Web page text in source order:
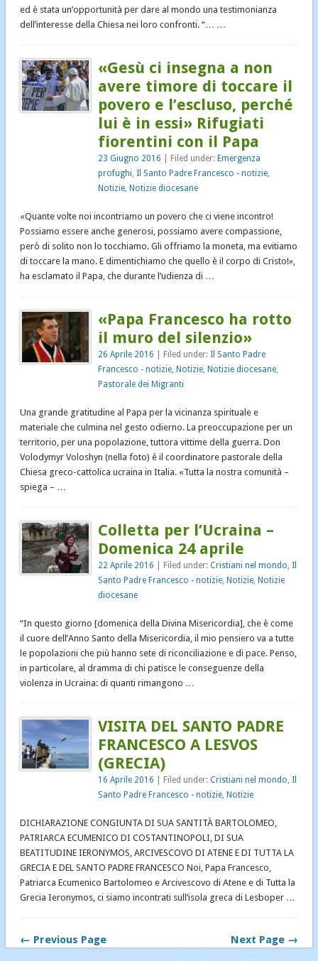
ed è stata un’opportunità per dare al mondo una testimonianza
dell’interesse della Chiesa nei loro confronti. “… …
«Gesù ci insegna a non
avere timore di toccare il
povero e l’escluso, perché
lui è in essi» Rifugiati
fiorentini con il Papa
23 Giugno 2016 | Filed under:Emergenza
profughi Il Santo Padre Francesco - notizie
Notizie ,Notizie diocesane
«Quante volte noi incontriamo un povero che ci viene incontro!
Possiamo essere anche generosi, possiamo avere compassione,
però di solito non lo tocchiamo. Gli offriamo la moneta, ma evitiamo
di toccare la mano. E dimentichiamo che quello è il corpo di Cristo!»,
ha esclamato il Papa, che durante l’udienza di …
«Papa Francesco ha rotto
il muro del silenzio»
26 Aprile 2016 | Filed under: Il Santo Padre
Francesco - notizie ,Notizie ,Notizie diocesane
Pastorale dei Migranti
Una grande gratitudine al Papa per la vicinanza spirituale e
materiale che culmina nel gesto odierno. La preoccupazione per un
territorio, per una popolazione, tuttora vittime della guerra. Don
Volodymyr Voloshyn (nella foto) è il coordinatore pastorale della
Chiesa greco-cattolica ucraina in Italia. «Tutta la nostra comunità –
spiega – …
Colletta per l’Ucraina –
Domenica 24 aprile
22 Aprile 2016 | Filed under:Cristiani nel mondo Il
Santo Padre Francesco - notizie ,Notizie ,Notizie
diocesane
“In questo giorno [domenica della Divina Misericordia], che è come
il cuore dell’Anno Santo della Misericordia, il mio pensiero va a tutte
le popolazioni che più hanno sete di riconciliazione e di pace. Penso,
in particolare, al dramma di chi patisce le conseguenze della
violenza in Ucraina: di quanti rimangono …
VISITA DEL SANTO PADRE
FRANCESCO A LESVOS
(GRECIA)
16 Aprile 2016 | Filed under:Cristiani nel mondo Il
Santo Padre Francesco - notizie ,Notizie
DICHIARAZIONE CONGIUNTA DI SUA SANTITÀ BARTOLOMEO,
PATRIARCA ECUMENICO DI COSTANTINOPOLI, DI SUA
BEATITUDINE IERONYMOS, ARCIVESCOVO DI ATENE E DI TUTTA LA
GRECIA E DEL SANTO PADRE FRANCESCO Noi, Papa Francesco,
Patriarca Ecumenico Bartolomeo e Arcivescovo di Atene e di Tutta la
Grecia Ieronymos, ci siamo incontrati sull’isola greca di Lesboper …
← Previous Page Next Page →